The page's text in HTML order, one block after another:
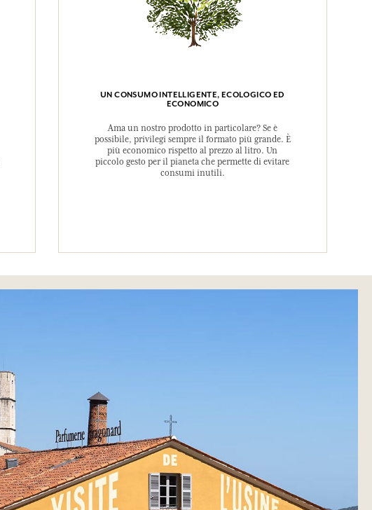
UN CONSUMO INTELLIGENTE, ECOLOGICO ED
ECONOMICO
Ama un nostro prodotto in particolare? Se è
possibile, privilegi sempre il formato più grande. È
più economico rispetto al prezzo al litro. Un
piccolo gesto per il pianeta che permette di evitare
consumi inutili.